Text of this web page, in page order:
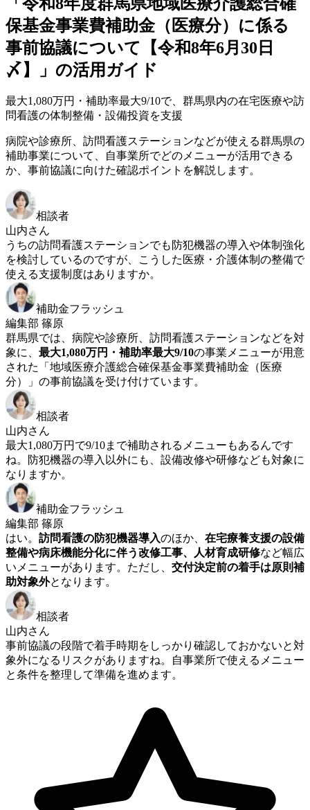
保基金事業費補助金（医療分）に係る
事前協議について【令和8年6月30日
〆】」の活用ガイド
最大1,080万円・補助率最大9/10で、群馬県内の在宅医療や訪
問看護の体制整備・設備投資を支援
病院や診療所、訪問看護ステーションなどが使える群馬県の
補助事業について、自事業所でどのメニューが活用できる
か、事前協議に向けた確認ポイントを解説します。
相談者
山内さん
うちの訪問看護ステーションでも防犯機器の導入や体制強化
を検討しているのですが、こうした医療・介護体制の整備で
使える支援制度はありますか。
補助金フラッシュ
編集部 篠原
群馬県では、病院や診療所、訪問看護ステーションなどを対
象に、 最大1,080万円・補助率最大9/10の事業メニューが用意
された「地域医療介護総合確保基金事業費補助金（医療
分）」の事前協議を受け付けています。
相談者
山内さん
最大1,080万円で9/10まで補助されるメニューもあるんです
ね。防犯機器の導入以外にも、設備改修や研修なども対象に
なりますか。
補助金フラッシュ
編集部 篠原
はい。 訪問看護の防犯機器導入のほか、 在宅療養支援の設備
整備や病床機能分化に伴う改修工事、人材育成研修など幅広
いメニューがあります。ただし、 交付決定前の着手は原則補
助対象外となります。
相談者
山内さん
事前協議の段階で着手時期をしっかり確認しておかないと対
象外になるリスクがありますね。自事業所で使えるメニュー
と条件を整理して準備を進めます。